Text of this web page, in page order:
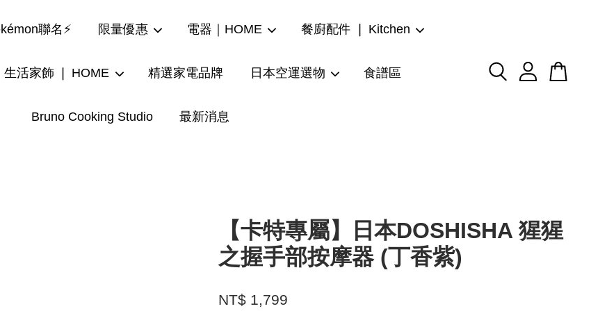
聯名⚡ 限量優惠 電器｜HOME 餐廚配件 ❘ Kitchen
生活家飾 ❘ HOME 精選家電品牌 日本空運選物 食譜區
Bruno Cooking Studio 最新消息
【卡特專屬】日本DOSHISHA 猩猩
之握手部按摩器 (丁香紫)
NT$ 1,799
您的購物車目前還是空的。